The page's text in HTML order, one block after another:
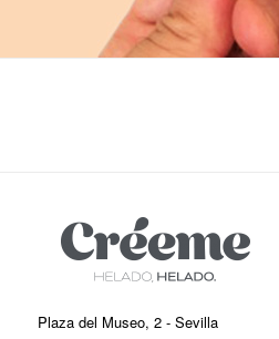
Plaza del Museo, 2 - Sevilla